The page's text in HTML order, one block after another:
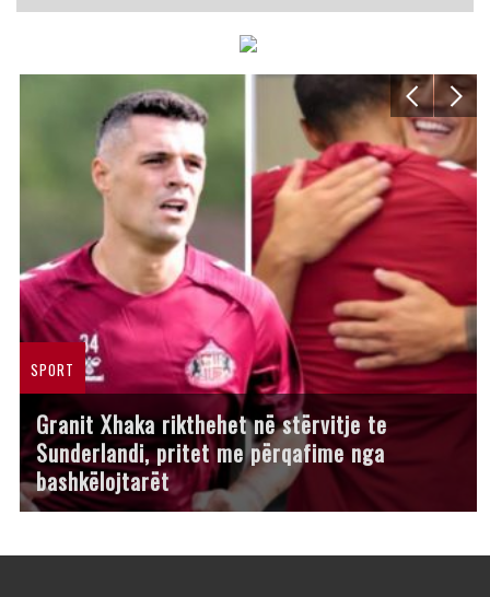
SPORT
Granit Xhaka rikthehet në stërvitje te
Sunderlandi, pritet me përqafime nga
bashkëlojtarët